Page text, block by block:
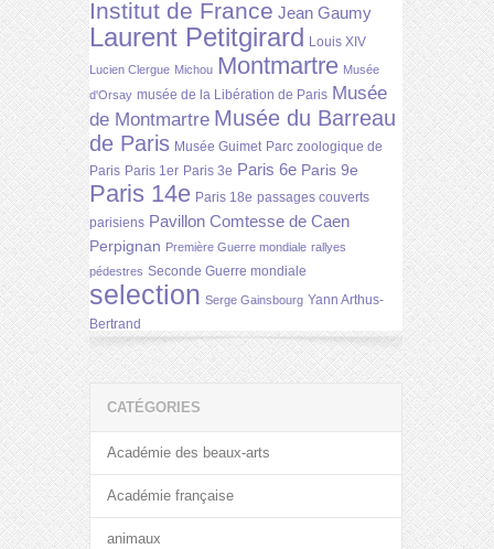
Institut de France Jean Gaumy
Laurent Petitgirard Louis XIV
Lucien Clergue Michou Montmartre Musée
d'Orsay musée de la Libération de Paris Musée
de Montmartre Musée du Barreau
de Paris Musée Guimet Parc zoologique de
Paris Paris 1er Paris 3e Paris 6e Paris 9e
Paris 14e Paris 18e passages couverts
parisiens Pavillon Comtesse de Caen
Perpignan Première Guerre mondiale rallyes
pédestres Seconde Guerre mondiale
selection Serge Gainsbourg Yann Arthus-
Bertrand
CATÉGORIES
Académie des beaux-arts
Académie française
animaux